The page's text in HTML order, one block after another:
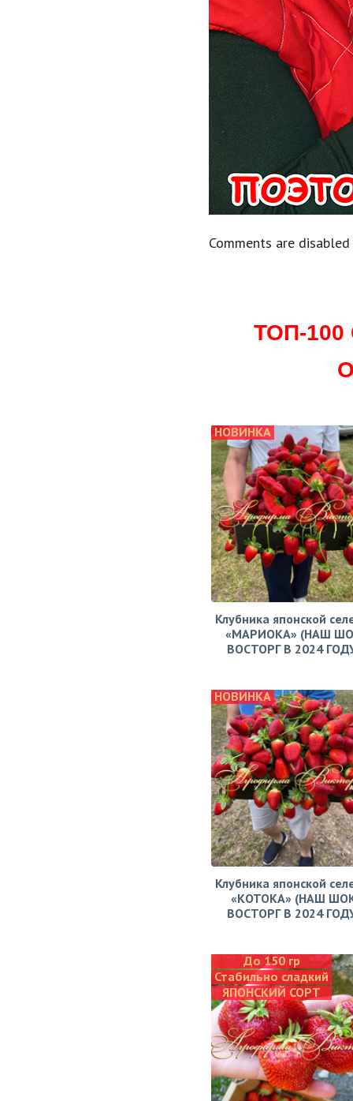
Comments are disabled
ТОП-
НОВИНКА
Клубника японской
«МАРИОКА» (НАШ
ВОСТОРГ В 2024
НОВИНКА
Клубника японской
«КОТОКА» (НАШ
ВОСТОРГ В 2024
До 150 гр
Стабильно сладкий
ЯПОНСКИЙ СОРТ